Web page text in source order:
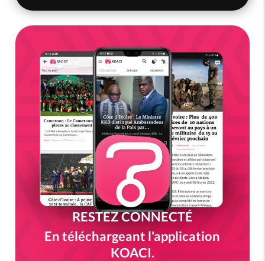
RESTEZ CONNECTÉ
En téléchargeant l'application
KOACI.